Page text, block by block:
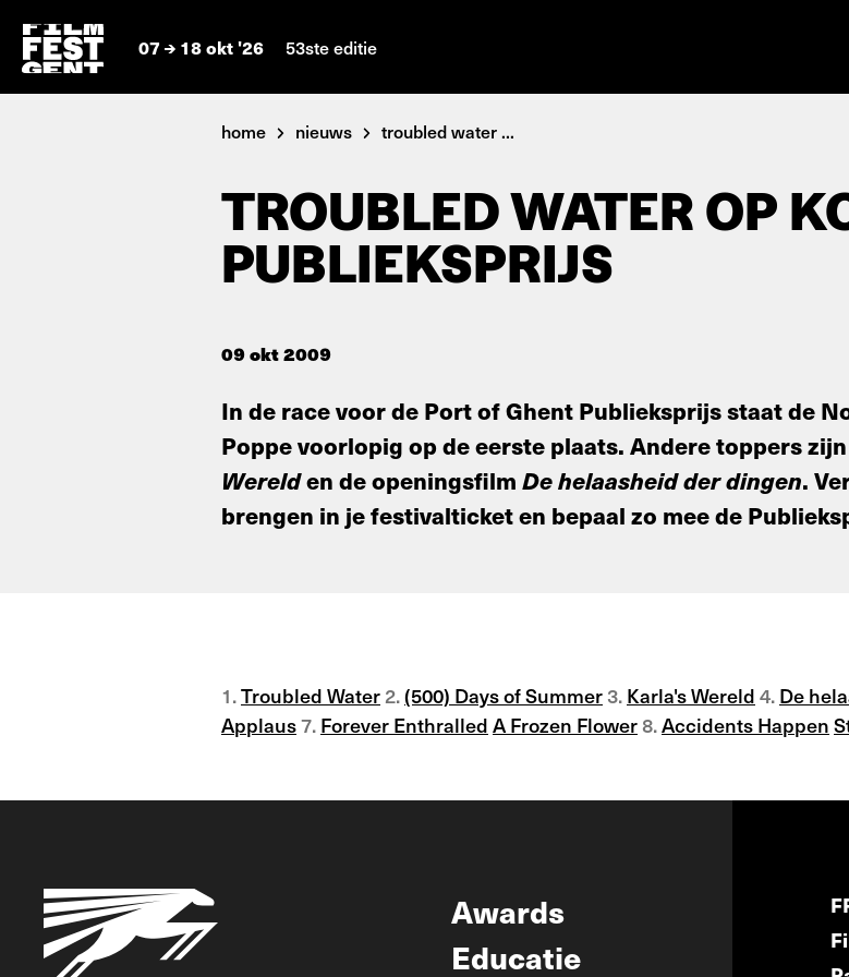
07 18 okt '26 53ste editie
home nieuws troubled water ...
TROUBLED WATER OP
PUBLIEKSPRIJS
09 okt 2009
In de race voor de Port of Ghent Publieksprijs staat de
Poppe voorlopig op de eerste plaats. Andere toppers zijn
Werelden de openingsfilm De helaasheid der dingen.
brengen in je festivalticket en bepaal zo mee de
1.Troubled Water2.(500) Days of Summer 3. Karla's Wereld 4. De
Applaus7. Forever Enthralled A Frozen Flower8.Accidents Happen
Awards
Educatie